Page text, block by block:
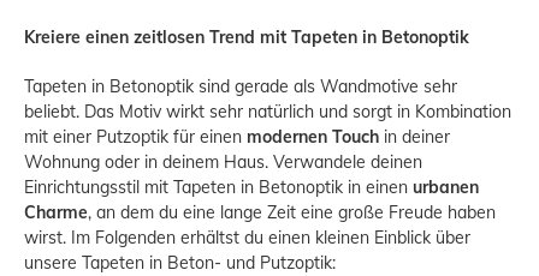
Kreiere einen zeitlosen Trend mit Tapeten in Betonoptik
Tapeten in Betonoptik sind gerade als Wandmotive sehr
beliebt. Das Motiv wirkt sehr natürlich und sorgt in Kombination
mit einer Putzoptik für einen modernen Touch in deiner
Wohnung oder in deinem Haus. Verwandele deinen
Einrichtungsstil mit Tapeten in Betonoptik in einen urbanen
Charme, an dem du eine lange Zeit eine große Freude haben
wirst. Im Folgenden erhältst du einen kleinen Einblick über
unsere Tapeten in Beton- und Putzoptik: